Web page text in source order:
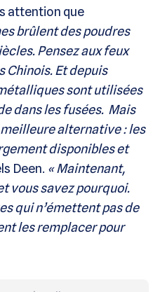
attention que
brûlent des poudres
Pensez aux feux
Chinois. Et depuis
sont utilisées
dans les fusées. Mais
alternative : les
disponibles et
Deen. « Maintenant,
vous savez pourquoi.
qui n’émettent pas de
les remplacer pour